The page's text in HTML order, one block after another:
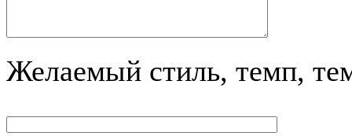
Желаемый стиль, темп,